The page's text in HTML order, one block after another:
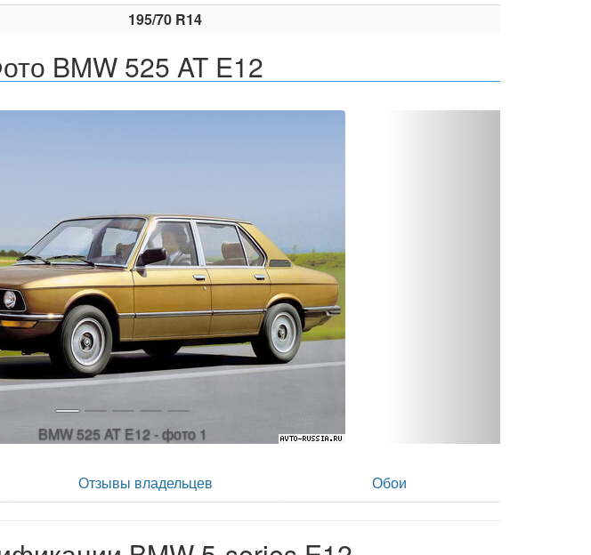
195/70 R14
BMW 525 AT E12
BMW 525 AT E12 - фото 2
Отзывы владельцев Обои